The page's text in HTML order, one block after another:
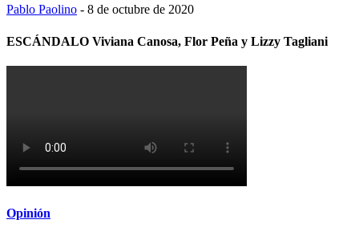
Pablo Paolino - 8 de octubre de 2020
ESCÁNDALO Viviana Canosa, Flor Peña y Lizzy Tagliani
Opinión